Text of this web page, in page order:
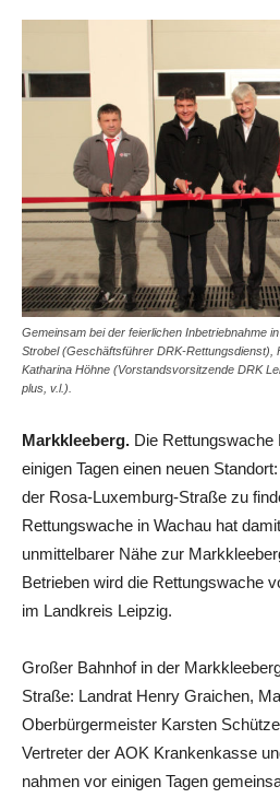
Gemeinsam bei der feierlichen Inbetriebnahme
Strobel (Geschäftsführer DRK-Rettungsdienst),
Katharina Höhne (Vorstandsvorsitzende DRK
plus, v.l.).
Markkleeberg. Die
einigen Tagen einen neuen
der Rosa-Luxemburg-Straße zu
Rettungswache in Wachau hat
unmittelbarer Nähe zur
Betrieben wird die Rettungswache
im Landkreis Leipzig.
Großer Bahnhof in der
Straße: Landrat Henry Graichen,
Oberbürgermeister Karsten
Vertreter der AOK Krankenkasse
nahmen vor einigen Tagen